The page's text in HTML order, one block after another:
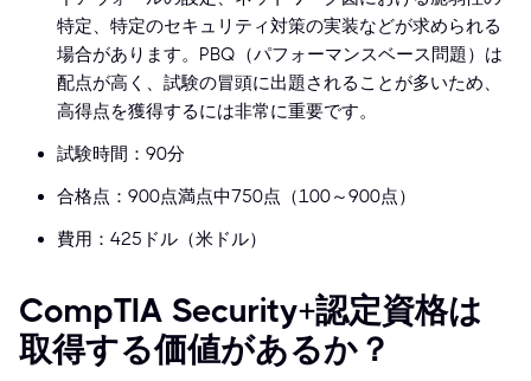
特定、特定のセキュリティ対策の実装などが求められる
場合があります。PBQ（パフォーマンスベース問題）は
配点が高く、試験の冒頭に出題されることが多いため、
高得点を獲得するには非常に重要です。
試験時間：90分
合格点：900点満点中750点（100～900点）
費用：425ドル（米ドル）
CompTIA Security+認定資格は
取得する価値があるか？